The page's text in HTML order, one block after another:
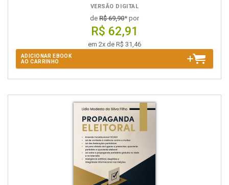
VERSÃO DIGITAL
de R$ 69,90* por
R$ 62,91
em 2x de R$ 31,46
ADICIONAR EBOOK
AO CARRINHO